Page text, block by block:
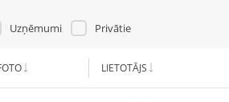
Uzņēmumi Privātie
LIETOTĀJS